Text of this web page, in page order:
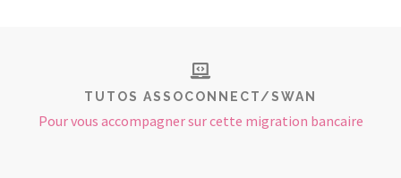
TUTOS ASSOCONNECT/SWAN
Pour vous accompagner sur cette migration bancaire